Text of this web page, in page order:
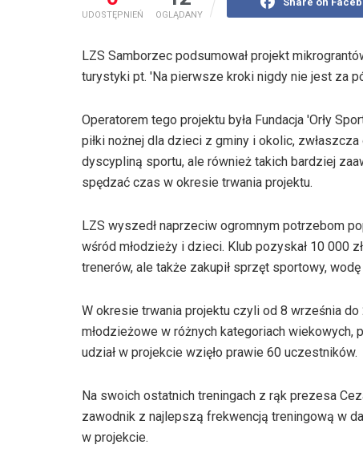
UDOSTĘPNIEŃ OGLĄDANY
LZS Samborzec podsumował projekt
turystyki pt. 'Na pierwsze kroki nigdy nie jest za
Operatorem tego projektu była Fundacja 'Orły
piłki nożnej dla dzieci z gminy i okolic,
dyscypliną sportu, ale również takich bardziej
spędzać czas w okresie trwania projektu.
LZS wyszedł naprzeciw ogromnym potrzebom
wśród młodzieży i dzieci. Klub pozyskał 10 000
trenerów, ale także zakupił sprzęt sportowy,
W okresie trwania projektu czyli od 8 września
młodzieżowe w różnych kategoriach
udział w projekcie wzięło prawie 60 uczestników.
Na swoich ostatnich treningach z rąk prezesa
zawodnik z najlepszą frekwencją treningową w
w projekcie.